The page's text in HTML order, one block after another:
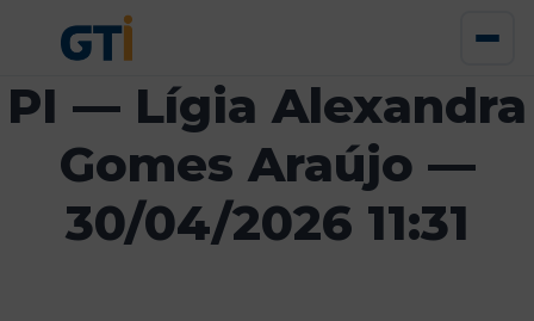
PI — Lígia Alexandra
Gomes Araújo —
30/04/2026 11:31